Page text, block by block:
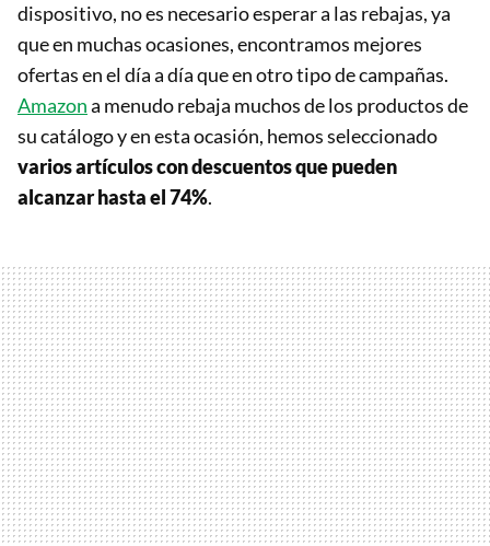
dispositivo, no es necesario esperar a las rebajas, ya
que en muchas ocasiones, encontramos mejores
ofertas en el día a día que en otro tipo de campañas.
Amazona menudo rebaja muchos de los productos de
su catálogo y en esta ocasión, hemos seleccionado
varios artículos con descuentos que pueden
alcanzar hasta el 74%.